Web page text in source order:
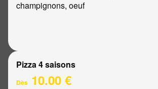
champignons, oeuf
Pizza 4 saisons
Dès 10.00 €